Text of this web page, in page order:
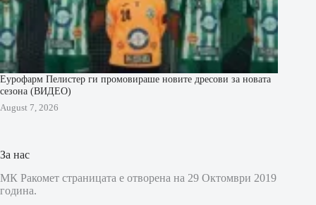
Еурофарм Пелистер ги промовираше новите дресови за новата
сезона (ВИДЕО)
August 7, 2026
За нас
МК Ракомет страницата е отворена на 29 Октомври 2019
година.